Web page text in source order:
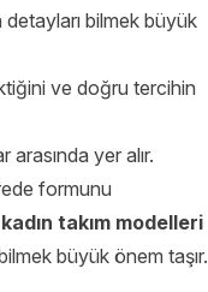
bilmek büyük
ve doğru tercihin
yer alır.
formunu
kadın takım modelleri
büyük önem taşır.